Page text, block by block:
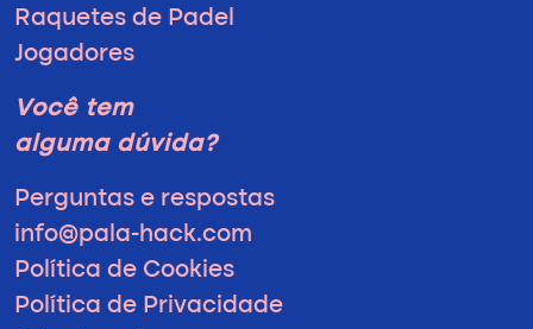
Raquetes de Padel
Jogadores
Você tem
alguma dúvida?
Perguntas e respostas
info@pala-hack.com
Política de Cookies
Política de Privacidade